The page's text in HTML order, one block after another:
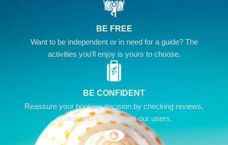
BE FREE
Want to be independent or in need for a guide? The
activities you’ll enjoy is yours to choose.
BE CONFIDENT
Reassure your booking decision by checking reviews,
photos and articles from our users.